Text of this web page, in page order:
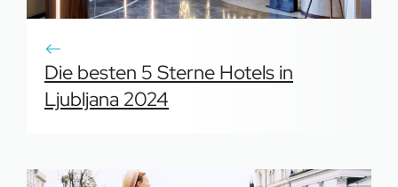
Die besten 5 Sterne Hotels in
Ljubljana 2024